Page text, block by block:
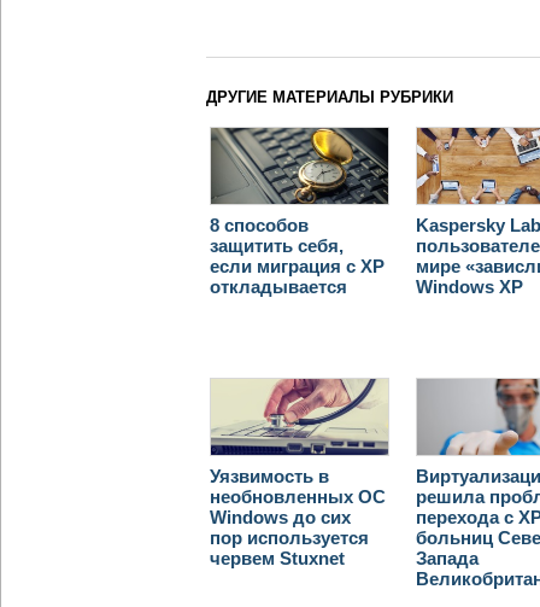
ДРУГИЕ МАТЕРИАЛЫ РУБРИКИ
8 способов
защитить себя,
если миграция с XP
откладывается
Kaspersky
мире
Windows XP
Уязвимость в
необновленных ОС
Windows до сих
пор используется
червем Stuxnet
решила
перехода с
больниц
Запада